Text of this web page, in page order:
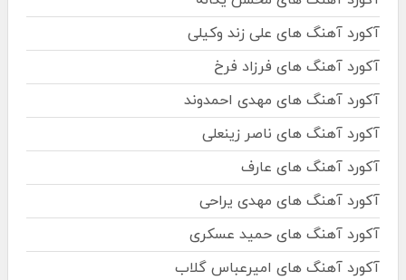
آکورد آهنگ های علی زند وکیلی
آکورد آهنگ های فرزاد فرخ
آکورد آهنگ های مهدی احمدوند
آکورد آهنگ های ناصر زینعلی
آکورد آهنگ های عارف
آکورد آهنگ های مهدی یراحی
آکورد آهنگ های حمید عسکری
آکورد آهنگ های امیرعباس گلاب